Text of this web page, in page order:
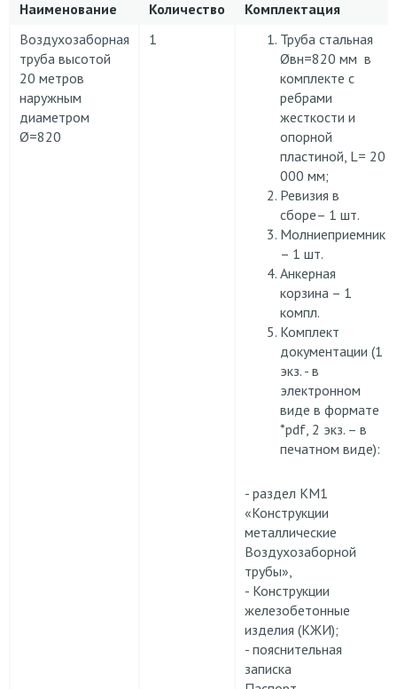
Наименование Количество
Комплектация
Воздухозаборная
труба высотой
20 метров
наружным
диаметром
Ø=820
1
Труба стальная
Øвн=820 мм в
комплекте с
ребрами
жесткости и
опорной
пластиной, L= 20
000 мм;
Ревизия в
сборе– 1 шт.
Молниеприемник
– 1 шт.
Анкерная
корзина – 1
компл.
Комплект
документации (1
экз. - в
электронном
виде в формате
*pdf, 2 экз. – в
печатном виде):
- раздел КМ1
«Конструкции
металлические
Воздухозаборной
трубы»,
- Конструкции
железобетонные
изделия (КЖИ);
- пояснительная
записка